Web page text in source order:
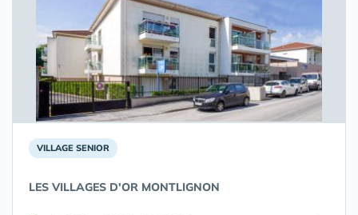
VILLAGE SENIOR
LES VILLAGES D'OR MONTLIGNON